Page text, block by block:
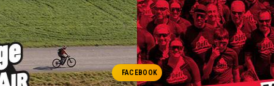
FACEBOOK